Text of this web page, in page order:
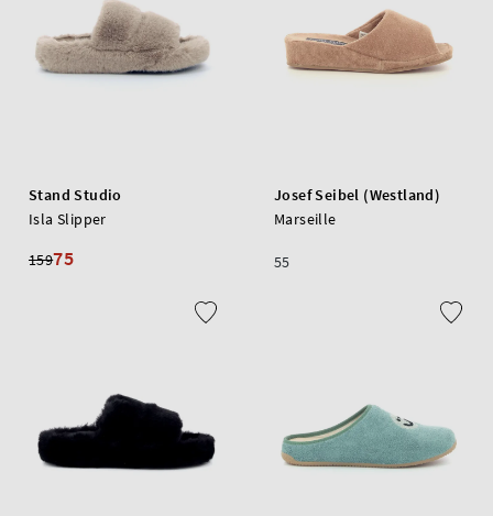
Stand Studio
Isla Slipper
15975
Josef Seibel (Westland)
Marseille
55